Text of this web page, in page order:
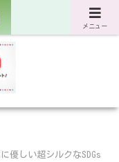
マガジン
優しい超シルクなSDGs
メニュー